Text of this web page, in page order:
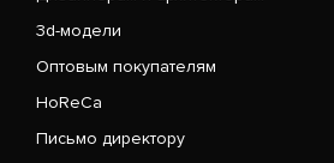
3d-модели
Оптовым покупателям
HoReCa
Письмо директору